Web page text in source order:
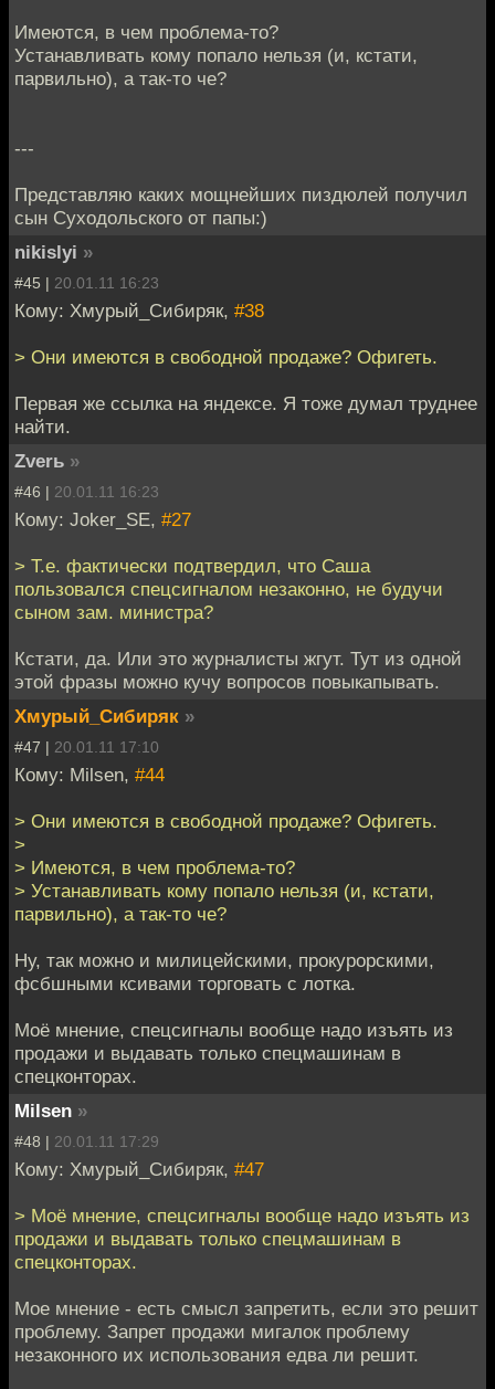
Имеются, в чем проблема-то?
Устанавливать кому попало нельзя (и, кстати,
парвильно), а так-то че?
---
Представляю каких мощнейших пиздюлей получил
сын Суходольского от папы:)
nikislyi »
#45 | 20.01.11 16:23
Кому: Хмурый_Сибиряк, #38
> Они имеются в свободной продаже? Офигеть.
Первая же ссылка на яндексе. Я тоже думал труднее
найти.
Zverь »
#46 | 20.01.11 16:23
Кому: Joker_SE, #27
> Т.е. фактически подтвердил, что Саша
пользовался спецсигналом незаконно, не будучи
сыном зам. министра?
Кстати, да. Или это журналисты жгут. Тут из одной
этой фразы можно кучу вопросов повыкапывать.
Хмурый_Сибиряк »
#47 | 20.01.11 17:10
Кому: Milsen, #44
> Они имеются в свободной продаже? Офигеть.
>
> Имеются, в чем проблема-то?
> Устанавливать кому попало нельзя (и, кстати,
парвильно), а так-то че?
Ну, так можно и милицейскими, прокурорскими,
фсбшными ксивами торговать с лотка.
Моё мнение, спецсигналы вообще надо изъять из
продажи и выдавать только спецмашинам в
спецконторах.
Milsen »
#48 | 20.01.11 17:29
Кому: Хмурый_Сибиряк, #47
> Моё мнение, спецсигналы вообще надо изъять из
продажи и выдавать только спецмашинам в
спецконторах.
Мое мнение - есть смысл запретить, если это решит
проблему. Запрет продажи мигалок проблему
незаконного их использования едва ли решит.